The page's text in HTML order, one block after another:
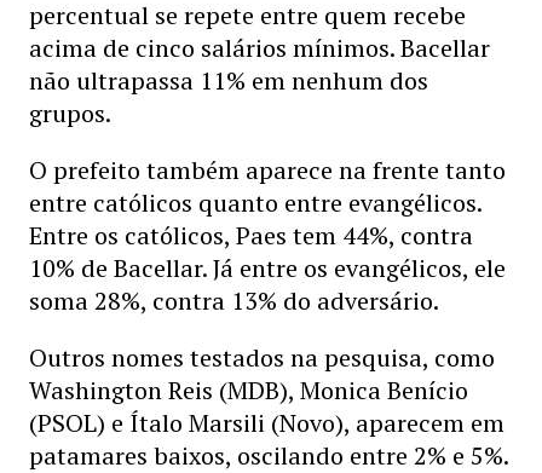
percentual se repete entre quem recebe
acima de cinco salários mínimos. Bacellar
não ultrapassa 11% em nenhum dos
grupos.
O prefeito também aparece na frente tanto
entre católicos quanto entre evangélicos.
Entre os católicos, Paes tem 44%, contra
10% de Bacellar. Já entre os evangélicos, ele
soma 28%, contra 13% do adversário.
Outros nomes testados na pesquisa, como
Washington Reis (MDB), Monica Benício
(PSOL) e Ítalo Marsili (Novo), aparecem em
patamares baixos, oscilando entre 2% e 5%.